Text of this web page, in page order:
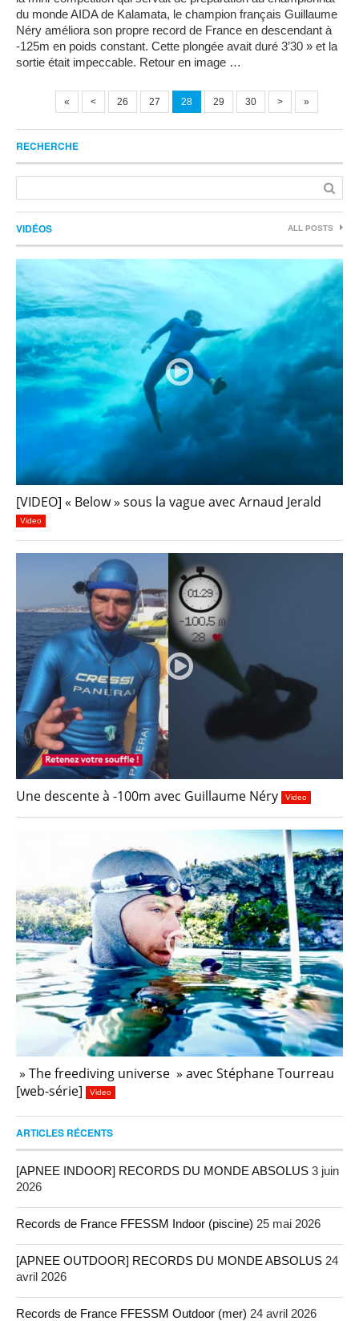
du monde AIDA de Kalamata, le champion français Guillaume
Néry améliora son propre record de France en descendant à
-125m en poids constant. Cette plongée avait duré 3’30 » et la
sortie était impeccable. Retour en image …
« < 26 27 28 29 30 > »
RECHERCHE
VIDÉOS ALL POSTS
[VIDEO] « Below » sous la vague avec Arnaud Jerald
Video
Une descente à -100m avec Guillaume Néry Video
» The freediving universe » avec Stéphane Tourreau
[web-série]
Video
ARTICLES RÉCENTS
[APNEE INDOOR] RECORDS DU MONDE ABSOLUS 3 juin
2026
Records de France FFESSM Indoor (piscine) 25 mai 2026
[APNEE OUTDOOR] RECORDS DU MONDE ABSOLUS 24
avril 2026
Records de France FFESSM Outdoor (mer) 24 avril 2026